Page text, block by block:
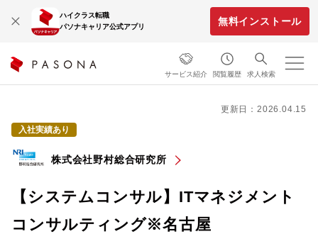
ハイクラス転職
パソナキャリア公式アプリ
無料インストール
サービス紹介 閲覧履歴 求人検索
更新日：2026.04.15
入社実績あり
株式会社野村総合研究所
【システムコンサル】ITマネジメント
コンサルティング※名古屋